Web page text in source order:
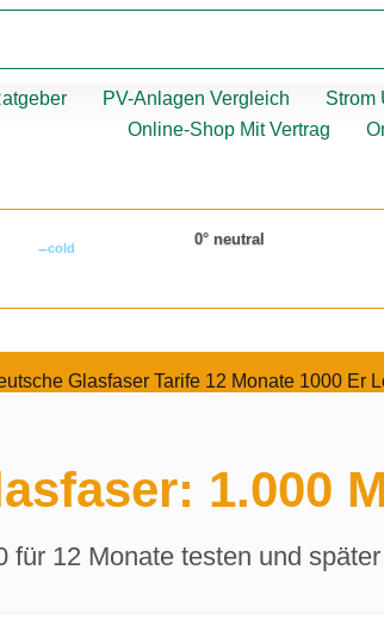
PV-Anlagen Vergleich Strom
Online-Shop Mit Vertrag
–cold 0° neutral
1.000
für 12 Monate testen und